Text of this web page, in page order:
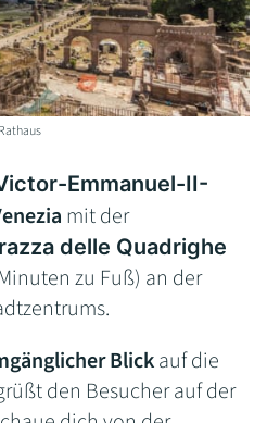
Emmanuel-II-
mit der
delle Quadrighe
zu Fuß) an der
Blickauf die
den Besucher auf der